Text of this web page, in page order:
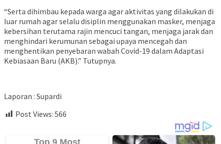
“Serta dihimbau kepada warga agar aktivitas yang dilakukan di
luar rumah agar selalu disiplin menggunakan masker, menjaga
kebersihan terutama rajin mencuci tangan, menjaga jarak dan
menghindari kerumunan sebagai upaya mencegah dan
menghentikan penyebaran wabah Covid-19 dalam Adaptasi
Kebiasaan Baru (AKB).” Tutupnya.
Laporan : Supardi
Post Views: 566